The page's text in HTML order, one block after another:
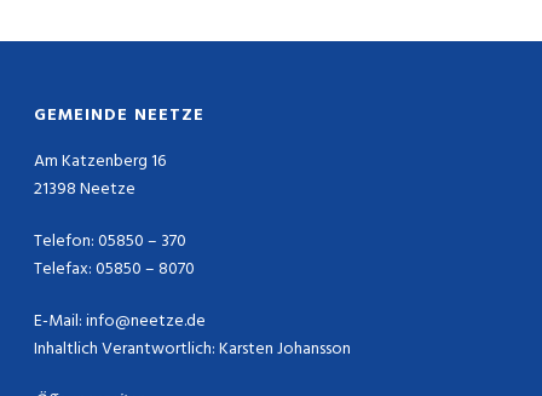
GEMEINDE NEETZE
Am Katzenberg 16
21398 Neetze
Telefon: 05850 – 370
Telefax: 05850 – 8070
E-Mail:info@neetze.de
Inhaltlich Verantwortlich: Karsten Johansson